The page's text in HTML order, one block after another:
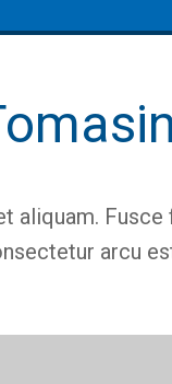
aliquam.
arcu